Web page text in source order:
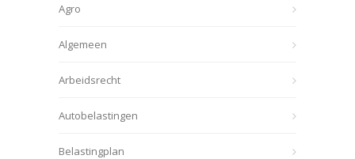
Agro
Algemeen
Arbeidsrecht
Autobelastingen
Belastingplan